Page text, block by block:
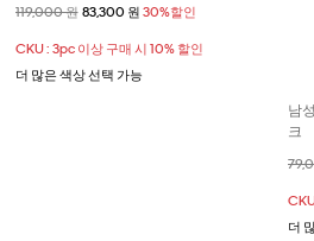
할인 전 가격
119,000 원할인된 가격
83,300 원 30%할인
CKU : 3pc 이상 구매 시 10% 할인
더 많은 색상 선택 가능
남
크
할
더